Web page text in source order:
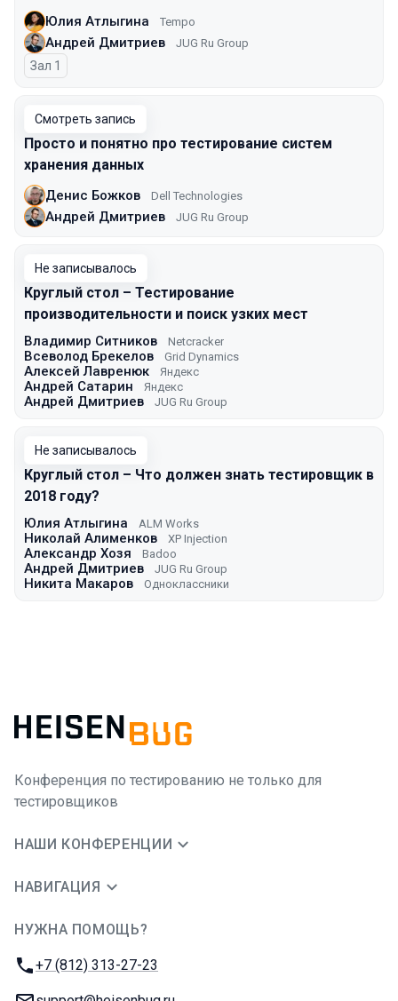
Юлия Атлыгина Tempo
Андрей Дмитриев JUG Ru Group
Зал 1
Смотреть запись
Просто и понятно про тестирование систем
хранения данных
Денис Божков Dell Technologies
Андрей Дмитриев JUG Ru Group
Не записывалось
Круглый стол – Тестирование
производительности и поиск узких мест
Владимир Ситников Netcracker
Всеволод Брекелов Grid Dynamics
Алексей Лавренюк Яндекс
Андрей Сатарин Яндекс
Андрей Дмитриев JUG Ru Group
Не записывалось
Круглый стол – Что должен знать тестировщик в
2018 году?
Юлия Атлыгина ALM Works
Николай Алименков XP Injection
Александр Хозя Badoo
Андрей Дмитриев JUG Ru Group
Никита Макаров Одноклассники
Конференция по тестированию не только для
тестировщиков
НАШИ КОНФЕРЕНЦИИ
НАВИГАЦИЯ
НУЖНА ПОМОЩЬ?
Телефон:
+7 (812) 313-27-23